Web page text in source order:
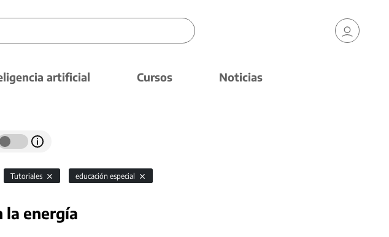
artificial Cursos Noticias
Tutoriales educación especial
la energía